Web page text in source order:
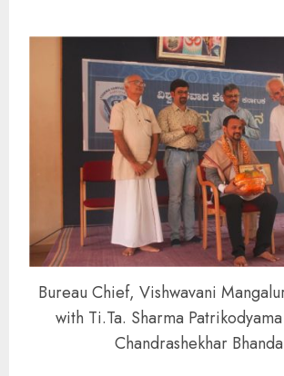
Bureau Chief, Vishwavani
with Ti.Ta. Sharma
Chandrashekhar